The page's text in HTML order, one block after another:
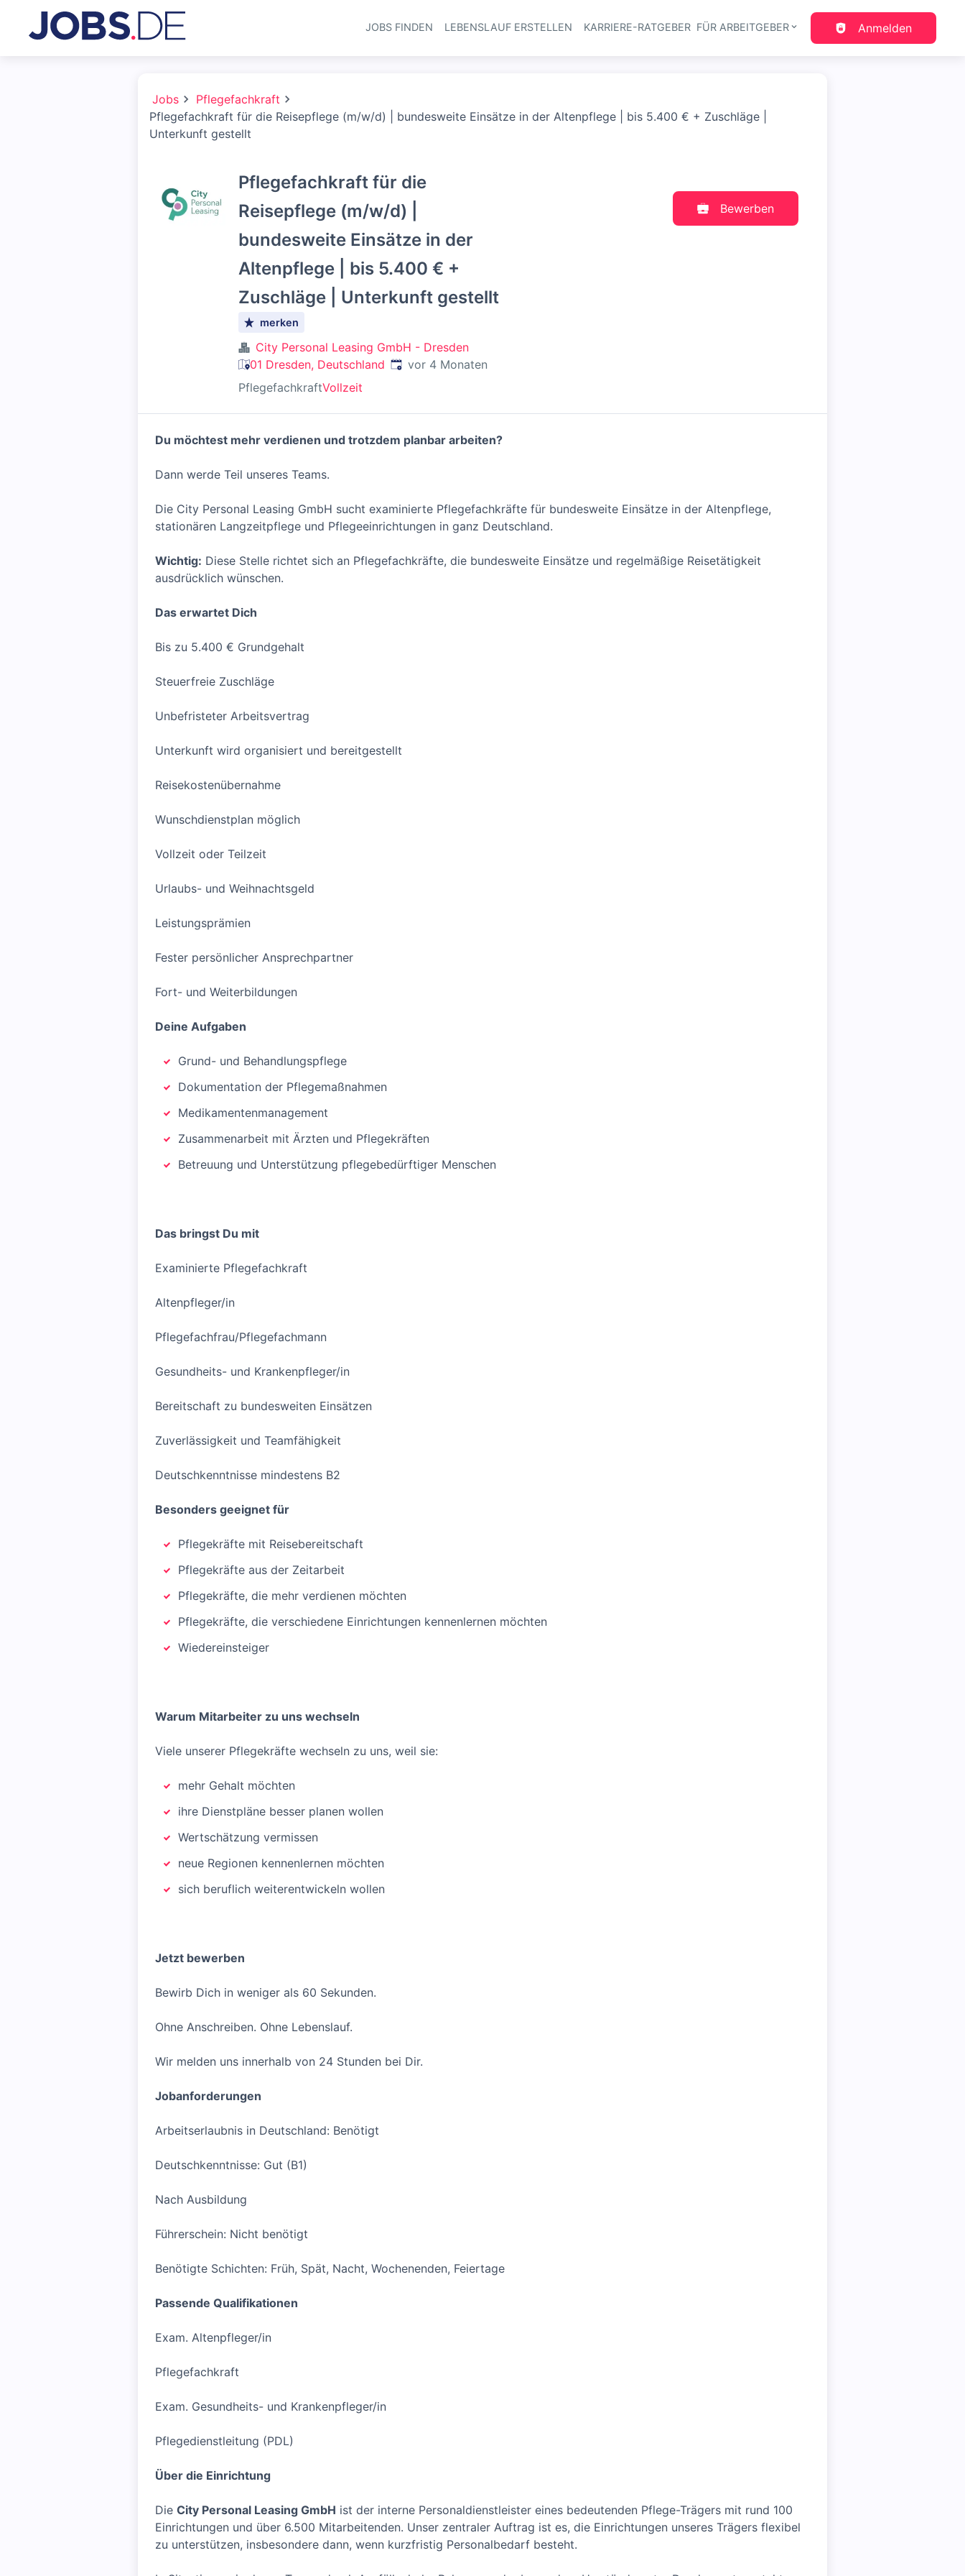
Haupt-Navigation
JOBS FINDEN LEBENSLAUF ERSTELLEN KARRIERE-RATGEBER FÜR ARBEITGEBER Anmelden
Jobs
Pflegefachkraft
Pflegefachkraft für die Reisepflege (m/w/d) | bundesweite Einsätze in der Altenpflege | bis 5.400 € + Zuschläge |
Unterkunft gestellt
Pflegefachkraft für die
Reisepflege (m/w/d) |
bundesweite Einsätze in der
Altenpflege | bis 5.400 € +
Zuschläge | Unterkunft gestellt
merken
City Personal Leasing GmbH - Dresden
01 Dresden, Deutschland Veröffentlicht:
vor 4 Monaten
PflegefachkraftVollzeit
Bewerben
Du möchtest mehr verdienen und trotzdem planbar arbeiten?
Dann werde Teil unseres Teams.
Die City Personal Leasing GmbH sucht examinierte Pflegefachkräfte für bundesweite Einsätze in der Altenpflege,
stationären Langzeitpflege und Pflegeeinrichtungen in ganz Deutschland.
Wichtig: Diese Stelle richtet sich an Pflegefachkräfte, die bundesweite Einsätze und regelmäßige Reisetätigkeit
ausdrücklich wünschen.
Das erwartet Dich
Bis zu 5.400 € Grundgehalt
Steuerfreie Zuschläge
Unbefristeter Arbeitsvertrag
Unterkunft wird organisiert und bereitgestellt
Reisekostenübernahme
Wunschdienstplan möglich
Vollzeit oder Teilzeit
Urlaubs- und Weihnachtsgeld
Leistungsprämien
Fester persönlicher Ansprechpartner
Fort- und Weiterbildungen
Deine Aufgaben
Grund- und Behandlungspflege
Dokumentation der Pflegemaßnahmen
Medikamentenmanagement
Zusammenarbeit mit Ärzten und Pflegekräften
Betreuung und Unterstützung pflegebedürftiger Menschen
Das bringst Du mit
Examinierte Pflegefachkraft
Altenpfleger/in
Pflegefachfrau/Pflegefachmann
Gesundheits- und Krankenpfleger/in
Bereitschaft zu bundesweiten Einsätzen
Zuverlässigkeit und Teamfähigkeit
Deutschkenntnisse mindestens B2
Besonders geeignet für
Pflegekräfte mit Reisebereitschaft
Pflegekräfte aus der Zeitarbeit
Pflegekräfte, die mehr verdienen möchten
Pflegekräfte, die verschiedene Einrichtungen kennenlernen möchten
Wiedereinsteiger
Warum Mitarbeiter zu uns wechseln
Viele unserer Pflegekräfte wechseln zu uns, weil sie:
mehr Gehalt möchten
ihre Dienstpläne besser planen wollen
Wertschätzung vermissen
neue Regionen kennenlernen möchten
sich beruflich weiterentwickeln wollen
Jetzt bewerben
Bewirb Dich in weniger als 60 Sekunden.
Ohne Anschreiben. Ohne Lebenslauf.
Wir melden uns innerhalb von 24 Stunden bei Dir.
Jobanforderungen
Arbeitserlaubnis in Deutschland: Benötigt
Deutschkenntnisse: Gut (B1)
Nach Ausbildung
Führerschein: Nicht benötigt
Benötigte Schichten: Früh, Spät, Nacht, Wochenenden, Feiertage
Passende Qualifikationen
Exam. Altenpfleger/in
Pflegefachkraft
Exam. Gesundheits- und Krankenpfleger/in
Pflegedienstleitung (PDL)
Über die Einrichtung
Die City Personal Leasing GmbH ist der interne Personaldienstleister eines bedeutenden Pflege-Trägers mit rund 100
Einrichtungen und über 6.500 Mitarbeitenden. Unser zentraler Auftrag ist es, die Einrichtungen unseres Trägers flexibel
zu unterstützen, insbesondere dann, wenn kurzfristig Personalbedarf besteht.